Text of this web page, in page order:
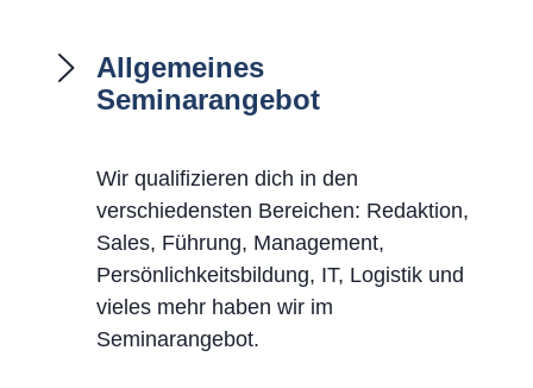
Allgemeines
Seminarangebot
Wir qualifizieren dich in den
verschiedensten Bereichen: Redaktion,
Sales, Führung, Management,
Persönlichkeitsbildung, IT, Logistik und
vieles mehr haben wir im
Seminarangebot.